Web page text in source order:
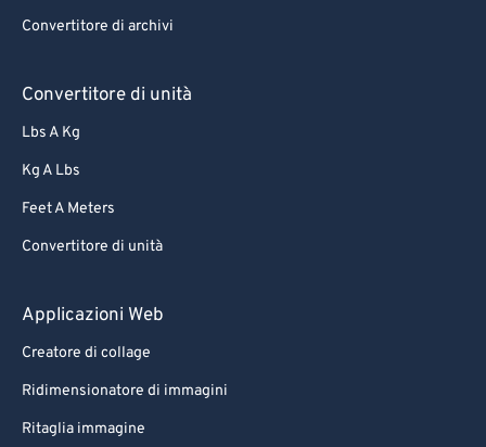
Convertitore di archivi
Convertitore di unità
Lbs A Kg
Kg A Lbs
Feet A Meters
Convertitore di unità
Applicazioni Web
Creatore di collage
Ridimensionatore di immagini
Ritaglia immagine